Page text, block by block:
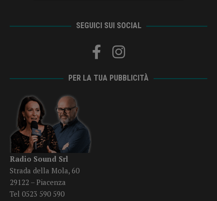
SEGUICI SUI SOCIAL
PER LA TUA PUBBLICITÀ
Radio Sound Srl
Strada della Mola, 60
29122 – Piacenza
Tel 0523 590 590